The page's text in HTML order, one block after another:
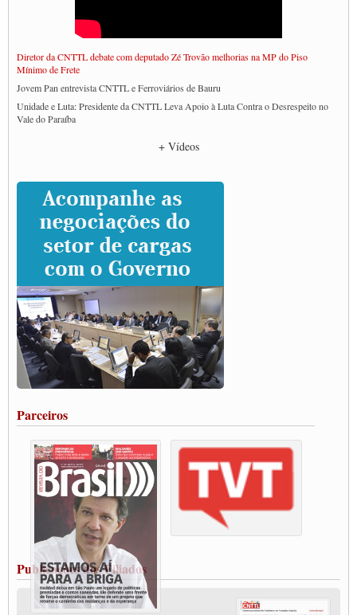
Diretor da CNTTL debate com deputado Zé Trovão melhorias na MP do Piso
Mínimo de Frete
Jovem Pan entrevista CNTTL e Ferroviários de Bauru
Unidade e Luta: Presidente da CNTTL Leva Apoio à Luta Contra o Desrespeito no
Vale do Paraíba
Caminhoneiros prometem paralisação e cobram diálogo com Lula
CNTTL e lideranças de caminhoneiros participam de debate sobre saúde nas
rodovias
Paulinho e Litti debatem política global para transporte rodoviário de cargas na
SUTCRA no Uruguai
Grande Conquista da Categoria transporte de Cargas e Caminhoneiros Autonomos
ENCONTRO INTERNACIONAL EM APOIO A CLASSE TRABALHADORA
DO BRASIL E A ELEIÇÃO 2022
Carta às Brasileiras e aos Brasileiros em Defesa do Estado Democrático de Direito
Paulinho, presidente da CNTTL, faz balanço do 3º Congresso da CNTTL
Caminhoneiros aprovam greve a partir do 1º de novembro
Rodoviários de Feira Santana fazem Assembleia para avaliar proposta de reajuste
salarial
Vacina Já: Lockdown de 24 horas dos trabalhadores em transportes está mantido,
Condutores de Guarulhos farão greve sanitária nesta terça-feira (20)
Paralisação dos Caminhoneiros na #BR285, entrocamento que liga o Mercosul ao
Rio Grande
Caminhoneiros bloqueiam duas faixas na Castello Branco e fazem protesto
Modal-Live #13 Aumento da Violência Contra Mulher e o Adoecimento da Classe
Trabalhadora em Tempos de Pandemia
MODAL-LIVE#12 POLÍTICAS PÚBLICAS DE TRANSPORTE PARA A
CLASSE TRABALHADORA E ELEIÇÕES NA PANDEMIA
MODAL-LIVE#11 POLÍTICAS PÚBLICAS DE TRANSPORTE
JUVENTUDE DO TRANSPORTE: POR QUE DEVEMOS NOS ORGANIZAR?
+ Vídeos
Parceiros
Publicações dos Filiados